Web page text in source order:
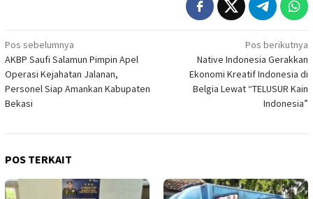
Navigasi
pos
Pos sebelumnya
AKBP Saufi Salamun Pimpin Apel
Operasi Kejahatan Jalanan,
Personel Siap Amankan Kabupaten
Bekasi
Pos berikutnya
Native Indonesia Gerakkan
Ekonomi Kreatif Indonesia di
Belgia Lewat “TELUSUR Kain
Indonesia”
POS TERKAIT